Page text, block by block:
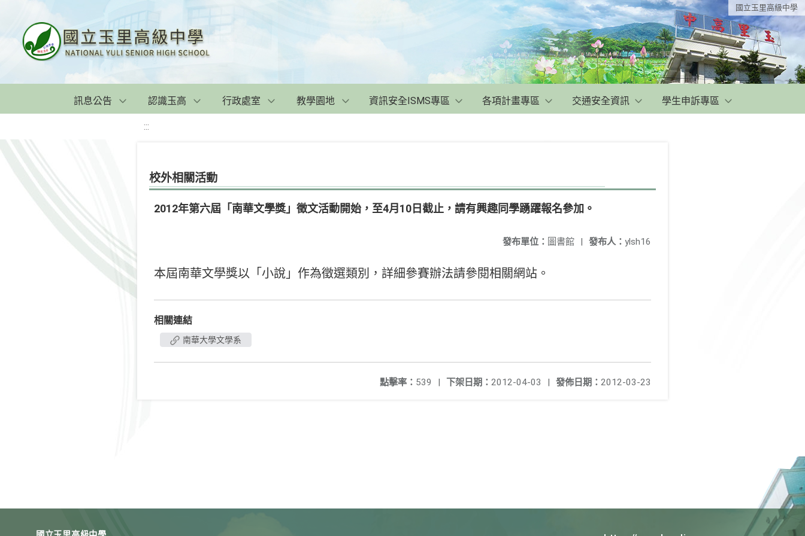
國立玉里高級中學
訊息公告 認識玉高 行政處室 教學園地 資訊安全ISMS專區 各項計畫專區 交通安全資訊 學生申訴專區
:::
校外相關活動
2012年第六屆「南華文學獎」徵文活動開始，至4月10日截止，請有興趣同學踴躍報名參加。
發布人： ylsh16
發布單位： 圖書館 |
本屆南華文學獎以「小說」作為徵選類別，詳細參賽辦法請參閱相關網站。
相關連結
南華大學文學系
發佈日期： 2012-03-23
下架日期： 2012-04-03 |
點擊率： 539 |